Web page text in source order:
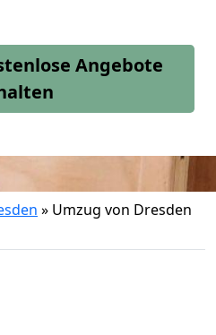
Angebote
» Umzug von Dresden